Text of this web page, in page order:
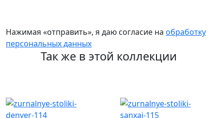
Нажимая «отправить», я даю согласие на обработку
персональных данных
Так же в этой коллекции